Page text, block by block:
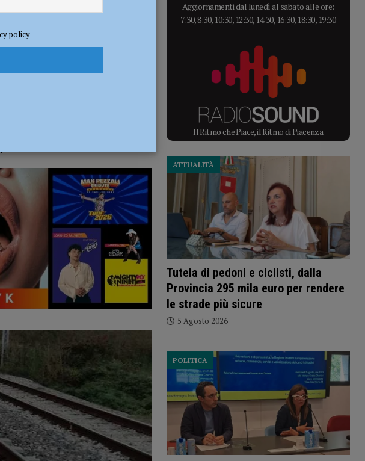
Aggiornamenti dal lunedì al sabato alle ore:
7:30, 8:30, 10:30, 12:30, 14:30, 16:30, 18:30, 19:30
Il Ritmo che Piace, il Ritmo di Piacenza
Tutela di pedoni e ciclisti, dalla
Provincia 295 mila euro per rendere
le strade più sicure
ATTUALITÀ
5 Agosto 2026
POLITICA
policy